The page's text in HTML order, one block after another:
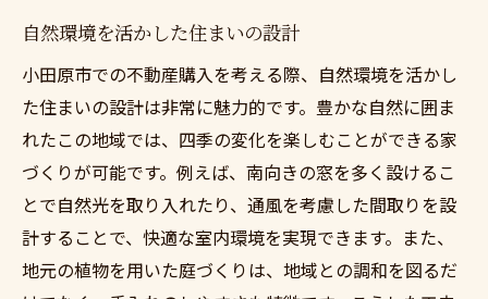
自然環境を活かした住まいの設計
小田原市での不動産購入を考える際、自然環境を活かし
た住まいの設計は非常に魅力的です。豊かな自然に囲ま
れたこの地域では、四季の変化を楽しむことができる家
づくりが可能です。例えば、南向きの窓を多く設けるこ
とで自然光を取り入れたり、通風を考慮した間取りを設
計することで、快適な室内環境を実現できます。また、
地元の植物を用いた庭づくりは、地域との調和を図るだ